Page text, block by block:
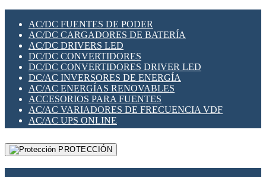
SWITCH Y MICROSWITCH
TARJETAS PI
UNIÓN Y DERIVACIÓN DE CABLE
PLACAS MODULARES IOT
SWITCHES Y REDES WIFI
SOLUCIONES IOT
SOLUCIONES LORAWAN
SOLUCIONES RED CELULAR
SEGURIDAD PARA REDES
SWITCHES LAN
TELEFONÍA IP (VOIP)
VIGILANCIA IP (CCTV)
MESHTASTIC
AC/DC FUENTES DE PODER
AC/DC CARGADORES DE BATERÍA
AC/DC DRIVERS LED
DC/DC CONVERTIDORES
DC/DC CONVERTIDORES DRIVER LED
DC/AC INVERSORES DE ENERGÍA
AC/AC ENERGÍAS RENOVABLES
ACCESORIOS PARA FUENTES
AC/AC VARIADORES DE FRECUENCIA VDF
AC/AC UPS ONLINE
PROTECCIÓN